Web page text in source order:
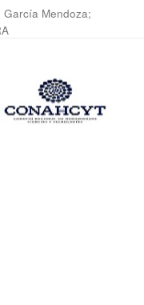
García Mendoza;